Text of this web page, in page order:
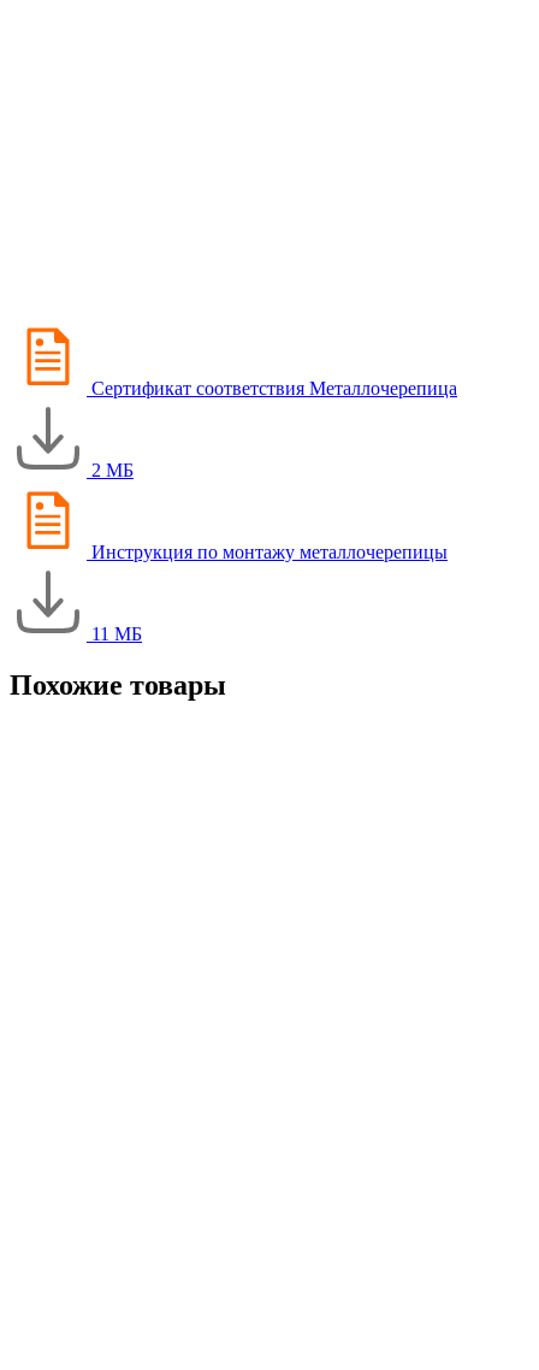
Сертификат соответствия Металлочерепица
2 МБ
Инструкция по монтажу металлочерепицы
11 МБ
Похожие товары